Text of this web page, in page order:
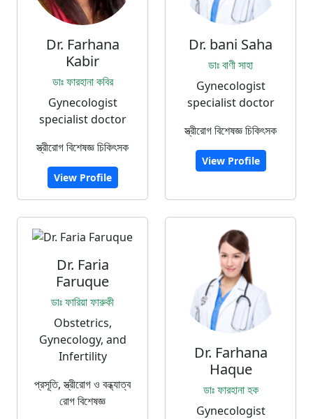
Dr. Farhana
Kabir
ডাঃ ফারহানা কবির
Gynecologist
specialist doctor
স্ত্রীরোগ বিশেষজ্ঞ চিকিৎসক
View Profile
Dr. bani Saha
ডাঃ বাণী সাহা
Gynecologist
specialist doctor
স্ত্রীরোগ বিশেষজ্ঞ চিকিৎসক
View Profile
Dr. Faria
Faruque
ডাঃ ফারিয়া ফারুকী
Obstetrics,
Gynecology, and
Infertility
প্রসূতি, স্ত্রীরোগ ও বন্ধ্যাত্ব
রোগ বিশেষজ্ঞ
Dr. Farhana
Haque
ডাঃ ফারহানা হক
Gynecologist